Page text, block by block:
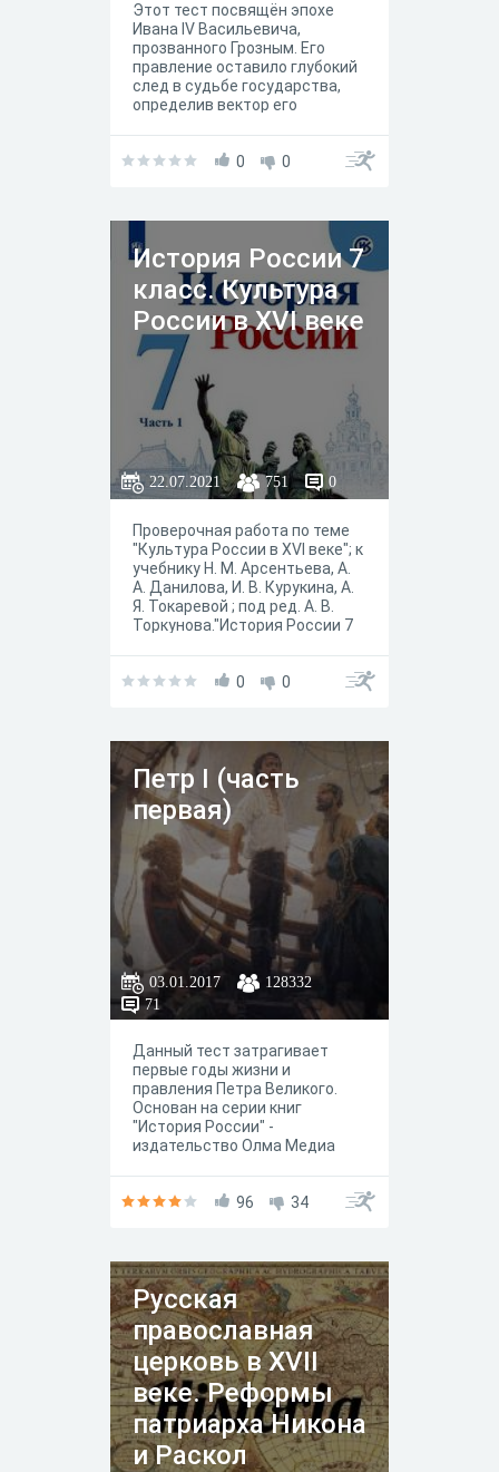
Этот тест посвящён эпохе
Ивана IV Васильевича,
прозванного Грозным. Его
правление оставило глубокий
след в судьбе государства,
определив вектор его
0 0
История России 7
класс. Культура
России в XVI веке
22.07.2021 751 0
Проверочная работа по теме
"Культура России в XVI веке"; к
учебнику Н. М. Арсентьева, А.
А. Данилова, И. В. Курукина, А.
Я. Токаревой ; под ред. А. В.
Торкунова."История России 7
0
0
Петр I (часть
первая)
03.01.2017
128332
71
Данный тест затрагивает
первые годы жизни и
правления Петра Великого.
Основан на серии книг
"История России" -
издательство Олма Медиа
за время своего правления
державу!!!
96 34
Русская
православная
церковь в XVII
веке. Реформы
патриарха Никона
и Раскол